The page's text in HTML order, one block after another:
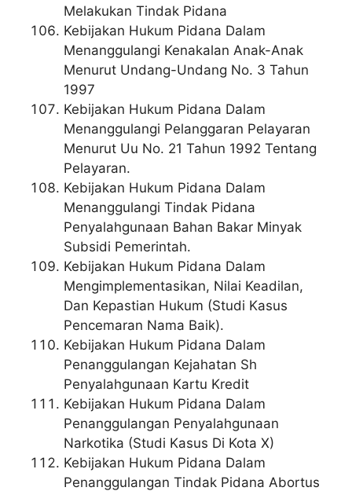
Melakukan Tindak Pidana
Kebijakan Hukum Pidana Dalam
Menanggulangi Kenakalan Anak-Anak
Menurut Undang-Undang No. 3 Tahun
1997
Kebijakan Hukum Pidana Dalam
Menanggulangi Pelanggaran Pelayaran
Menurut Uu No. 21 Tahun 1992 Tentang
Pelayaran.
Kebijakan Hukum Pidana Dalam
Menanggulangi Tindak Pidana
Penyalahgunaan Bahan Bakar Minyak
Subsidi Pemerintah.
Kebijakan Hukum Pidana Dalam
Mengimplementasikan, Nilai Keadilan,
Dan Kepastian Hukum (Studi Kasus
Pencemaran Nama Baik).
Kebijakan Hukum Pidana Dalam
Penanggulangan Kejahatan Sh
Penyalahgunaan Kartu Kredit
Kebijakan Hukum Pidana Dalam
Penanggulangan Penyalahgunaan
Narkotika (Studi Kasus Di Kota X)
Kebijakan Hukum Pidana Dalam
Penanggulangan Tindak Pidana Abortus